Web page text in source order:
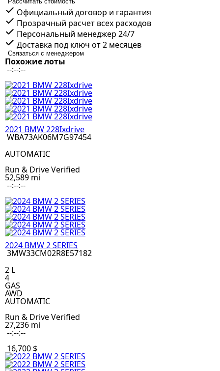
Официальный договор и гарантия
Прозрачный расчет всех расходов
Персональный менеджер 24/7
Доставка под ключ от 2 месяцев
Связаться с менеджером
Похожие лоты
--:--:--
2021 BMW 228Ixdrive
WBA73AK06M7G97454
AUTOMATIC
Run & Drive Verified
52,589 mi
--:--:--
2024 BMW 2 SERIES
3MW33CM02R8E57182
2 L
4
GAS
AWD
AUTOMATIC
Run & Drive Verified
27,236 mi
--:--:--
16,700 $